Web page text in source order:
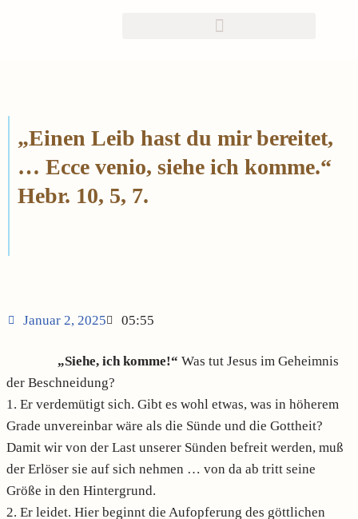
„Einen Leib hast du mir bereitet,
… Ecce venio, siehe ich komme.“
Hebr. 10, 5, 7.
Januar 2, 2025 05:55
„Siehe, ich komme!“ Was tut Jesus im Geheimnis
der Beschneidung?
1. Er verdemütigt sich. Gibt es wohl etwas, was in höherem
Grade unvereinbar wäre als die Sünde und die Gottheit?
Damit wir von der Last unserer Sünden befreit werden, muß
der Erlöser sie auf sich nehmen … von da ab tritt seine
Größe in den Hintergrund.
2. Er leidet. Hier beginnt die Aufopferung des göttlichen